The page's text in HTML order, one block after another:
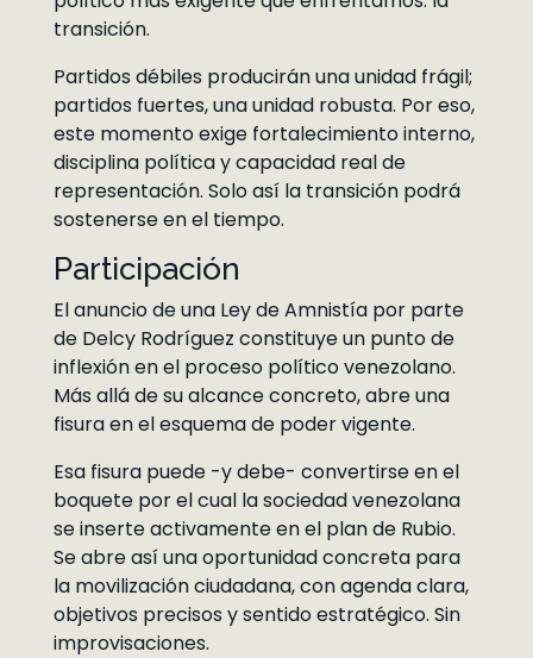
transición.
Partidos débiles producirán una unidad frágil;
partidos fuertes, una unidad robusta. Por eso,
este momento exige fortalecimiento interno,
disciplina política y capacidad real de
representación. Solo así la transición podrá
sostenerse en el tiempo.
Participación
El anuncio de una Ley de Amnistía por parte
de Delcy Rodríguez constituye un punto de
inflexión en el proceso político venezolano.
Más allá de su alcance concreto, abre una
fisura en el esquema de poder vigente.
Esa fisura puede -y debe- convertirse en el
boquete por el cual la sociedad venezolana
se inserte activamente en el plan de Rubio.
Se abre así una oportunidad concreta para
la movilización ciudadana, con agenda clara,
objetivos precisos y sentido estratégico. Sin
improvisaciones.